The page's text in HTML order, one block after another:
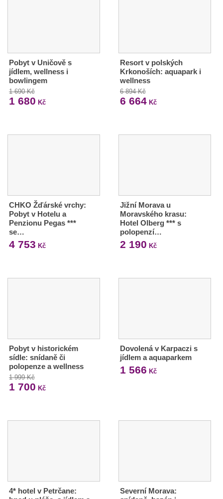
Pobyt v Uničově s
jídlem, wellness i
bowlingem
1 690 Kč
1 680 Kč
Resort v polských
Krkonoších: aquapark i
wellness
6 894 Kč
6 664Kč
CHKO Žďárské vrchy:
Pobyt v Hotelu a
Penzionu Pegas ***
se…
4 753 Kč
Jižní Morava u
Moravského krasu:
Hotel Olberg *** s
polopenzí…
2 190 Kč
Pobyt v historickém
sídle: snídaně či
polopenze a wellness
1 999 Kč
1 700 Kč
Dovolená v Karpaczi s
jídlem a aquaparkem
1 566 Kč
4* hotel v Petrčane:
Severní Morava: